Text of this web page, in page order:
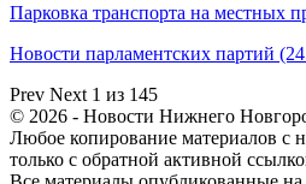
Парковка транспорта на местных
Новости парламентских партий
Prev Next 1 из 145
© 2026 - Новости Нижнего
Любое копирование материалов с
только с обратной активной